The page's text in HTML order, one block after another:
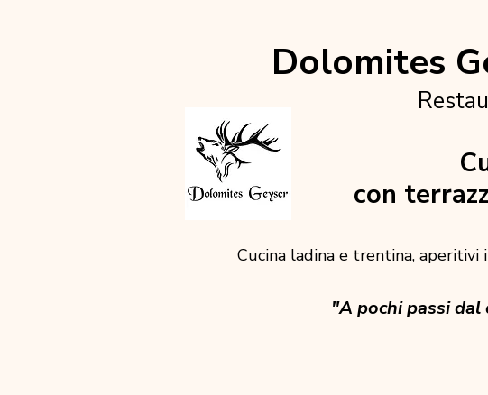
Dolomites
con
Cucina ladina e trentina, aperitivi
"A pochi passi dal